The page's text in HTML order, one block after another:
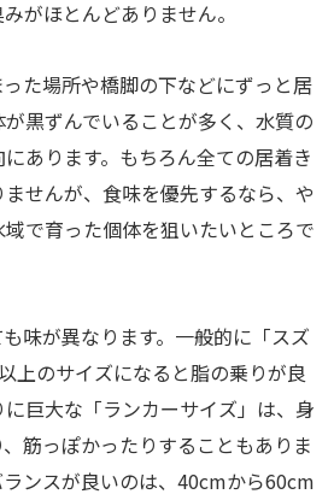
がほとんどありません。
た場所や橋脚の下などにずっと居
黒ずんでいることが多く、水質の
あります。もちろん全ての居着き
せんが、食味を優先するなら、や
で育った個体を狙いたいところで
味が異なります。一般的に「スズ
上のサイズになると脂の乗りが良
巨大な「ランカーサイズ」は、身
筋っぽかったりすることもありま
ンスが良いのは、40cmから60cm